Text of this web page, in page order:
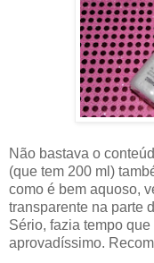
Não bastava o
(que tem 200 ml)
como é bem aquoso,
transparente na parte
Sério, fazia tempo
aprovadíssimo.